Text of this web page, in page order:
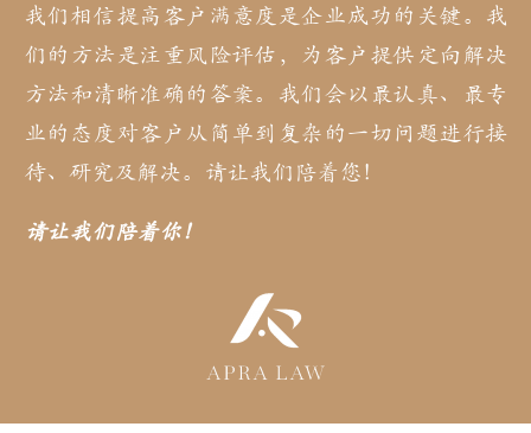
我们相信提高客户满意度是企业成功的关键。我
们的方法是注重风险评估，为客户提供定向解决
方法和清晰准确的答案。我们会以最认真、最专
业的态度对客户从简单到复杂的一切问题进行接
待、研究及解决。请让我们陪着您！
请让我们陪着你！